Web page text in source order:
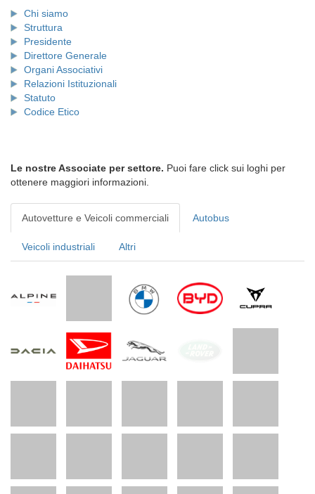
Chi siamo
Struttura
Presidente
Direttore Generale
Organi Associativi
Relazioni Istituzionali
Statuto
Codice Etico
Le nostre Associate per settore. Puoi fare click sui loghi per
ottenere maggiori informazioni.
Autovetture e Veicoli commerciali Autobus
Veicoli industriali Altri